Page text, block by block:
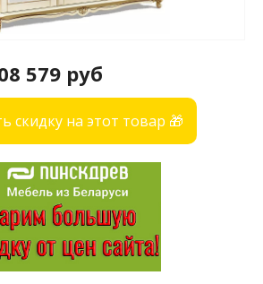
579 руб
скидку на этот товар 🎁